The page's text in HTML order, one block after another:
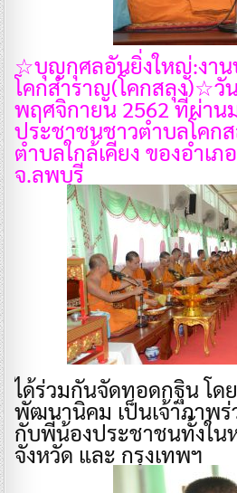
☆บุญกุศลอันยิ่งใหญ่:งา
โคกสำราญ(โคกสลุง)☆วั
พฤศจิกายน 2562 ที่ผ่าน
ประชาชนชาวตำบลโคก
ตำบลใกล้เคียง ของอำเ
จ.ลพบุรี
ได้ร่วมกันจัดทอดกฐิน โด
พัฒนานิคม เป็นเจ้าภาพ
กับพี่น้องประชาชนทั้งใน
จังหวัด และ กรุงเทพฯ